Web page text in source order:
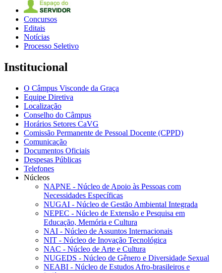
Concursos
Editais
Notícias
Processo Seletivo
Institucional
O Câmpus Visconde da Graça
Equipe Diretiva
Localização
Conselho do Câmpus
Horários Setores CaVG
Comissão Permanente de Pessoal Docente (CPPD)
Comunicação
Documentos Oficiais
Despesas Públicas
Telefones
Núcleos
NAPNE - Núcleo de Apoio às Pessoas com
Necessidades Específicas
NUGAI - Núcleo de Gestão Ambiental Integrada
NEPEC - Núcleo de Extensão e Pesquisa em
Educação, Memória e Cultura
NAI - Núcleo de Assuntos Internacionais
NIT - Núcleo de Inovação Tecnológica
NAC - Núcleo de Arte e Cultura
NUGEDS - Núcleo de Gênero e Diversidade Sexual
NEABI - Núcleo de Estudos Afro-brasileiros e